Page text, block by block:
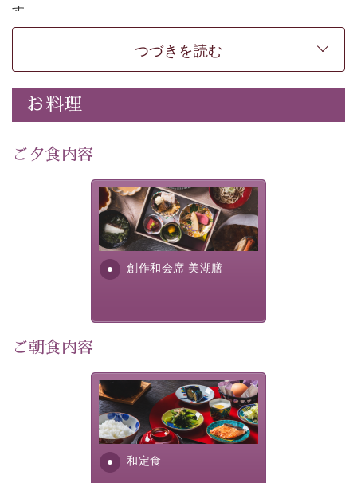
す。
皆様へ感謝の気持ちを込めて、1,500円分の館内利用券
など特別な特典がついた記念プランをご用意いたしまし
た。
七色に移ろう「月下の櫻」や水墨画などの意匠をしつら
体験もお楽しみいただけます。
この一年限りの機会に、記憶に残るひとときをお過ごし
-----------【安心への取り組み】----------
個室料亭、貸切風呂のご利用が可能な上、 安心安全にご
----------------------------------------------
・1,500円分館内利用券（1部屋につき1枚）
・水墨画巡りのご参加
・記念写真＆15周年オリジナル【フォトフレームカー
ド】プレゼント（1部屋につき1枚）
つづきを読む
お料理
ご夕食内容
創作和会席 美湖膳
美湖膳とは諏訪の地で特別を
提供する為に料理長・神原 裕
明が考え出した創作和会席で
す。美しい諏訪湖の幸...
ご朝食内容
和定食
さっぱりとした和食膳に使わ
れる食材は、諏訪の名産品を
ふんだんに取り入れ、安心・
安全を心掛けた長野県産...